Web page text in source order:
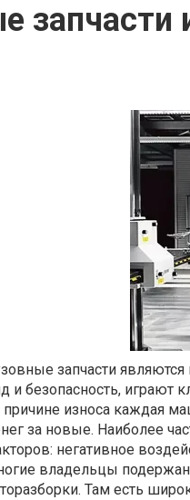
запчасти
запчасти
и безопасность, играют
причине износа каждая
за новые. Наиболее
негативное
владельцы
Там есть